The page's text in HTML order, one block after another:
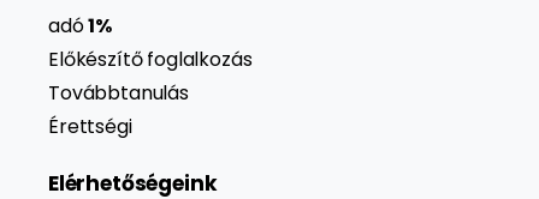
adó1%
Előkészítő foglalkozás
Továbbtanulás
Érettségi
Elérhetőségeink